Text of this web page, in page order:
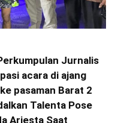
Jurnalis
acara di ajang
pasaman Barat 2
Talenta Pose
Ariesta Saat